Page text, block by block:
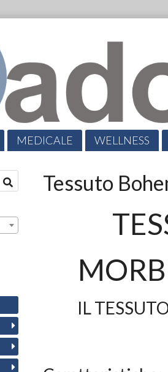
MEDICALE WELLNESS
Tessuto
IL